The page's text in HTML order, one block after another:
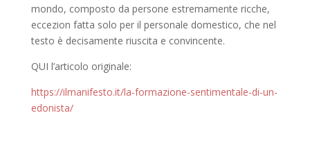
mondo, composto da persone estremamente ricche,
eccezion fatta solo per il personale domestico, che nel
testo è decisamente riuscita e convincente.
QUI l’articolo originale:
https://ilmanifesto.it/la-formazione-sentimentale-di-un-
edonista/